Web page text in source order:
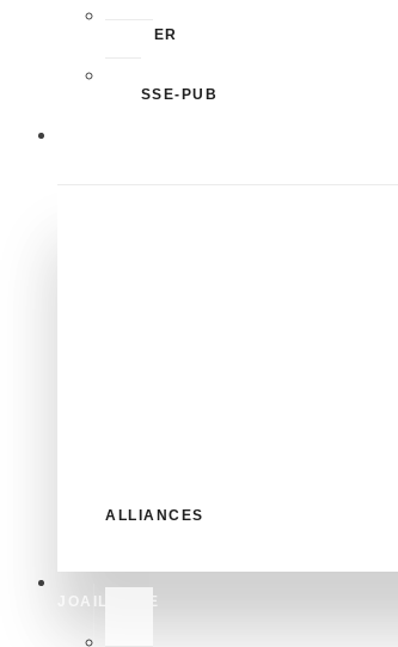
ATELIER
PRESSE-PUB
ALLIANCES
JOAILLERIE